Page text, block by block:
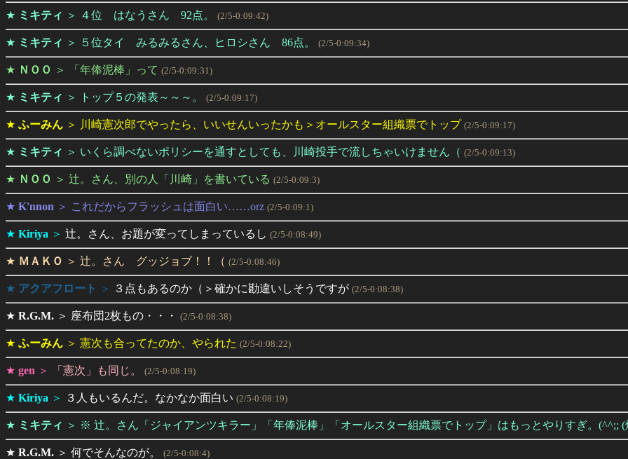
★ ミキティ ＞ ４位 はなうさん 92点。 (2/5-0:09:42)
★ ミキティ ＞ ５位タイ みるみるさん、ヒロシさん 86点。 (2/5-0:09:34)
★ ＮＯＯ ＞ 「年俸泥棒」って (2/5-0:09:31)
★ ミキティ ＞ トップ５の発表～～～。 (2/5-0:09:17)
★ ふーみん ＞ 川崎憲次郎でやったら、いいせんいったかも＞オールスター組織票でトップ (2/5-0:09:17)
★ ミキティ ＞ いくら調べないポリシーを通すとしても、川崎投手で流しちゃいけません（ (2/5-0:09:13)
★ ＮＯＯ ＞ 辻。さん、別の人「川崎」を書いている (2/5-0:09:3)
★ K'nnon ＞ これだからフラッシュは面白い……orz (2/5-0:09:1)
★ Kiriya ＞ 辻。さん、お題が変ってしまっているし (2/5-0:08:49)
★ ＭＡＫＯ ＞ 辻。さん グッジョブ！！（ (2/5-0:08:46)
★ アクアフロート ＞ ３点もあるのか（＞確かに勘違いしそうですが (2/5-0:08:38)
★ R.G.M. ＞ 座布団2枚もの・・・ (2/5-0:08:38)
★ ふーみん ＞ 憲次も合ってたのか、やられた (2/5-0:08:22)
★ gen ＞ 「憲次」も同じ。 (2/5-0:08:19)
★ Kiriya ＞ ３人もいるんだ。なかなか面白い (2/5-0:08:19)
★ ミキティ ＞ ※ 辻。さん「ジャイアンツキラー」「年俸泥棒」「オールスター組織票でトップ」はもっとやりすぎ。(^^;; (
★ R.G.M. ＞ 何でそんなのが。 (2/5-0:08:4)